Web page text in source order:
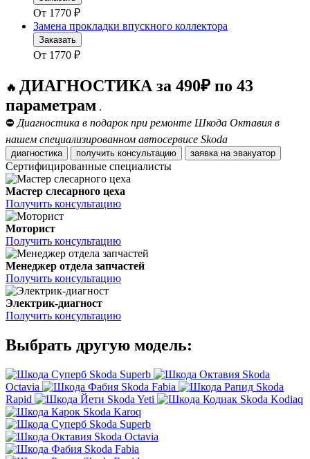
От 1770 ₽
Замена прокладки впускного коллектора
Заказать
От 1770 ₽
🔥 ДИАГНОСТИКА за 490₽ по 43
параметрам .
⛔ Диагностика в подарок при ремонте Шкода Октавия в
нашем специализированном автосервисе Skoda
диагностика получить консультацию заявка на эвакуатор
Сертифицированные специалисты
Мастер слесарного цеха
Получить консультацию
Моторист
Получить консультацию
Менеджер отдела запчастей
Получить консультацию
Электрик-диагност
Получить консультацию
Выбрать другую модель:
Skoda Superb
Skoda
Octavia
Skoda Fabia
Skoda
Rapid
Skoda Yeti
Skoda Kodiaq
Skoda Karoq
Skoda Superb
Skoda Octavia
Skoda Fabia